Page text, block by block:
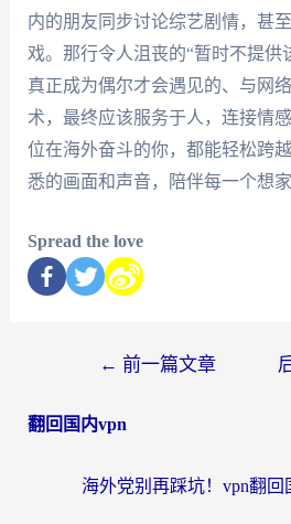
内的朋友同步讨论综艺剧情，甚
戏。那行令人沮丧的“暂时不提供
真正成为偶尔才会遇见的、与网
术，最终应该服务于人，连接情
位在海外奋斗的你，都能轻松跨
悉的画面和声音，陪伴每一个想家
Spread the love
← 前一篇文章
翻回国内vpn